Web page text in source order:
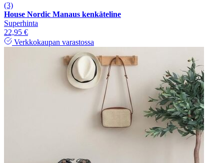
(3)
House Nordic Manaus kenkäteline
Superhinta
22,95 €
Verkkokaupan varastossa